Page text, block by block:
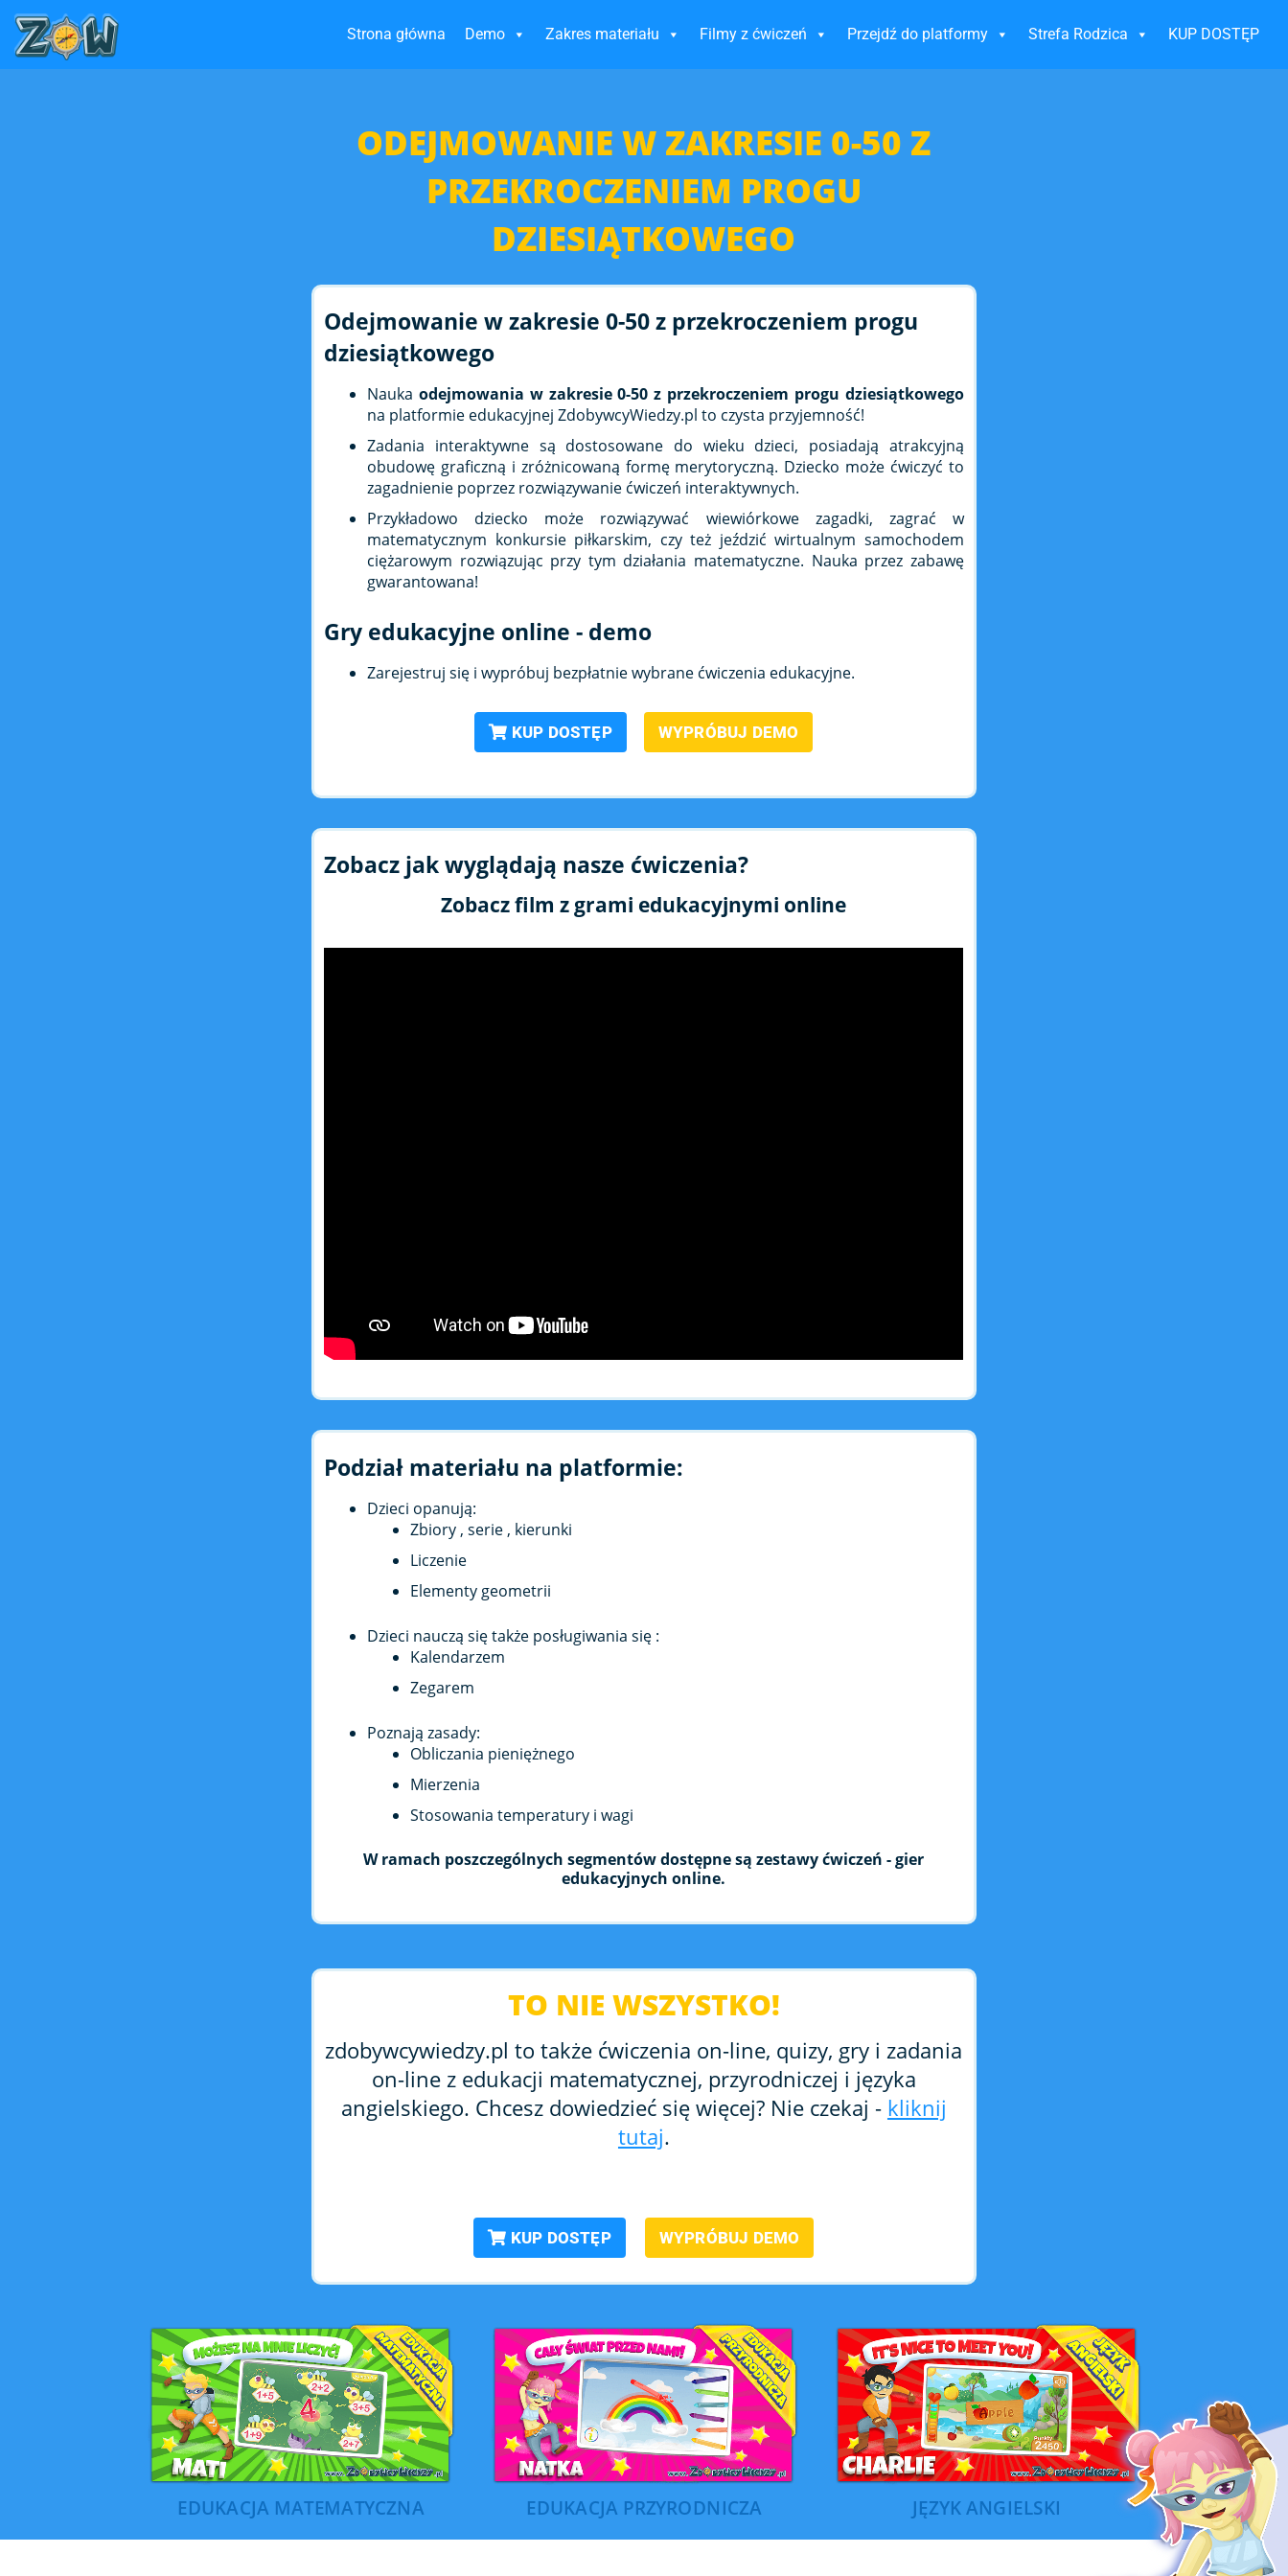
Strona główna Demo Zakres materiału Filmy z ćwiczeń Przejdź do platformy Strefa Rodzica KUP DOSTĘP
ODEJMOWANIE W ZAKRESIE 0-50 Z
PRZEKROCZENIEM PROGU
DZIESIĄTKOWEGO
Odejmowanie w zakresie 0-50 z przekroczeniem progu
dziesiątkowego
Naukaodejmowania w zakresie 0-50 z przekroczeniem progu dziesiątkowego
na platformie edukacyjnej ZdobywcyWiedzy.pl to czysta przyjemność!
Zadania interaktywne są dostosowane do wieku dzieci, posiadają atrakcyjną
obudowę graficzną i zróżnicowaną formę merytoryczną. Dziecko może ćwiczyć to
zagadnienie poprzez rozwiązywanie ćwiczeń interaktywnych.
Przykładowo dziecko może rozwiązywać wiewiórkowe zagadki, zagrać w
matematycznym konkursie piłkarskim, czy też jeździć wirtualnym samochodem
ciężarowym rozwiązując przy tym działania matematyczne. Nauka przez zabawę
gwarantowana!
Gry edukacyjne online - demo
Zarejestruj się i wypróbuj bezpłatnie wybrane ćwiczenia edukacyjne.
KUP DOSTĘP WYPRÓBUJ DEMO
Zobacz jak wyglądają nasze ćwiczenia?
Zobacz film z grami edukacyjnymi online
Podział materiału na platformie:
Dzieci opanują:
Zbiory , serie , kierunki
Liczenie
Elementy geometrii
Dzieci nauczą się także posługiwania się :
Kalendarzem
Zegarem
Poznają zasady:
Obliczania pieniężnego
Mierzenia
Stosowania temperatury i wagi
W ramach poszczególnych segmentów dostępne są zestawy ćwiczeń - gier
edukacyjnych online.
TO NIE WSZYSTKO!
zdobywcywiedzy.pl to także ćwiczenia on-line, quizy, gry i zadania
on-line z edukacji matematycznej, przyrodniczej i języka
angielskiego. Chcesz dowiedzieć się więcej? Nie czekaj - kliknij
tutaj.
KUP DOSTĘP WYPRÓBUJ DEMO
EDUKACJA MATEMATYCZNA EDUKACJA PRZYRODNICZA JĘZYK ANGIELSKI